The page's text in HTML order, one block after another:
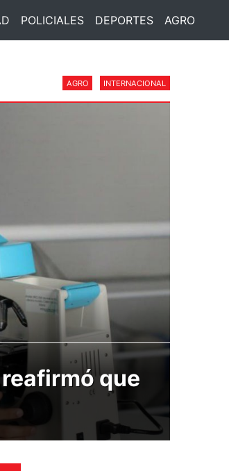
POLICIALES DEPORTES AGRO
AGRO INTERNACIONAL
que